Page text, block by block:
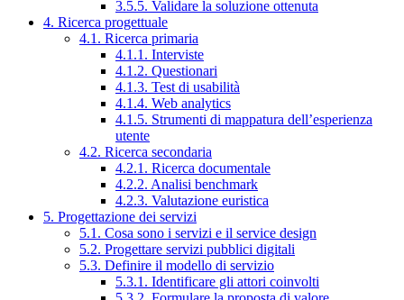
3.5.5. Validare la soluzione ottenuta
4. Ricerca progettuale
4.1. Ricerca primaria
4.1.1. Interviste
4.1.2. Questionari
4.1.3. Test di usabilità
4.1.4. Web analytics
4.1.5. Strumenti di mappatura dell’esperienza
utente
4.2. Ricerca secondaria
4.2.1. Ricerca documentale
4.2.2. Analisi benchmark
4.2.3. Valutazione euristica
5. Progettazione dei servizi
5.1. Cosa sono i servizi e il service design
5.2. Progettare servizi pubblici digitali
5.3. Definire il modello di servizio
5.3.1. Identificare gli attori coinvolti